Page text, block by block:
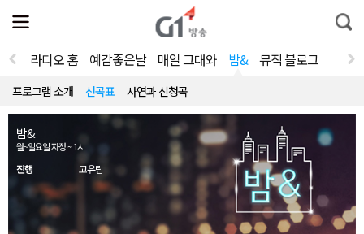
전
체
뉴
열
통
합
라디오 홈 예감좋은날 매일 그대와 밤& 뮤직 블로그
프로그램 소개 선곡표 사연과 신청곡
밤&
월~일요일 자정 ~ 1시
진행 고유림